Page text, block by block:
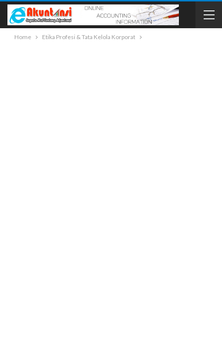
Home Etika Profesi & Tata Kelola Korporat